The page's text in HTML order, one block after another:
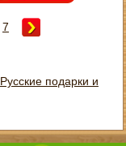
7
Русские подарки и